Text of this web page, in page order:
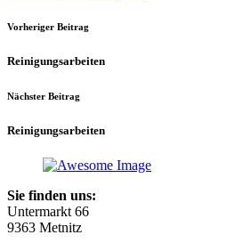
Vorheriger Beitrag
Reinigungsarbeiten
Nächster Beitrag
Reinigungsarbeiten
Sie finden uns:
Untermarkt 66
9363 Metnitz